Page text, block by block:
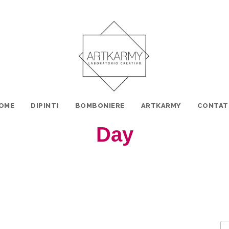
DIPINTI BOMBONIERE ARTKARMY
Day